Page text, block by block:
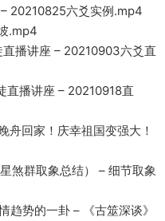
20210825六爻实例.mp4
.mp4
播讲座 – 20210903六爻直
直播讲座 – 20210918直
舟回家！庆幸祖国变强大！
煞群取象总结） – 细节取象
趋势的一卦 – 《古筮深谈》